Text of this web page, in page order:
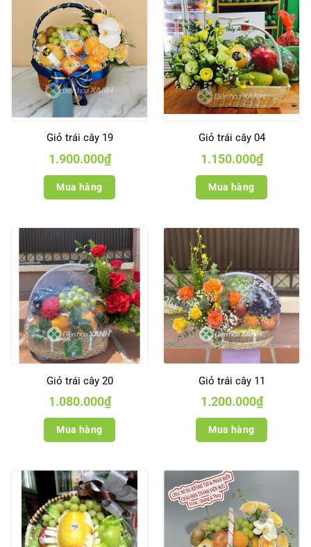
Giỏ trái cây 19
1.900.000₫
Mua hàng
Giỏ trái cây 04
1.150.000₫
Mua hàng
Giỏ trái cây 20
1.080.000₫
Mua hàng
Giỏ trái cây 11
1.200.000₫
Mua hàng